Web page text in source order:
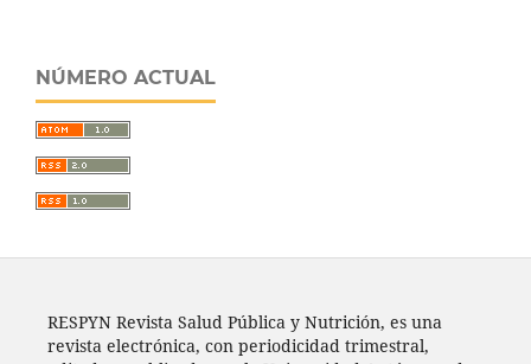
NÚMERO ACTUAL
RESPYN Revista Salud Pública y Nutrición, es una
revista electrónica, con periodicidad trimestral,